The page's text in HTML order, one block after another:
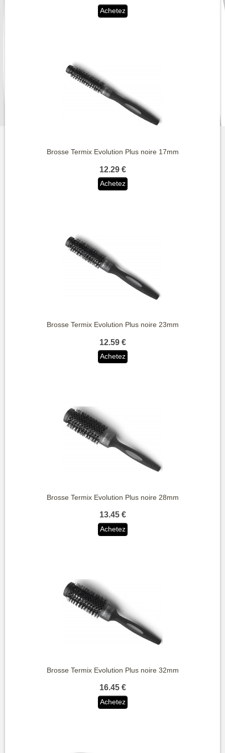
Achetez
Brosse Termix Evolution Plus noire 17mm
12.29 €
Achetez
Brosse Termix Evolution Plus noire 23mm
12.59 €
Achetez
Brosse Termix Evolution Plus noire 28mm
13.45 €
Achetez
Brosse Termix Evolution Plus noire 32mm
16.45 €
Achetez